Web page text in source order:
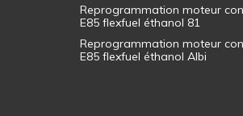
Reprogrammation moteur
E85 flexfuel éthanol 81
Reprogrammation moteur
E85 flexfuel éthanol Albi